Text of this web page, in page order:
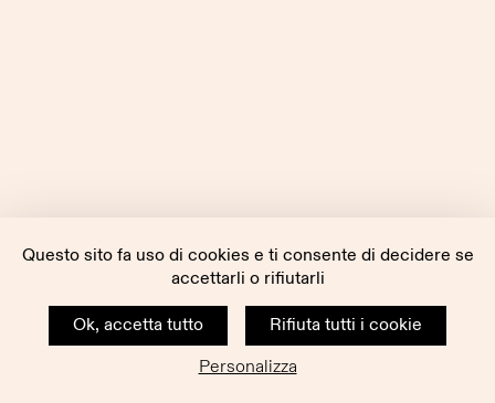
Questo sito fa uso di cookies e ti consente di decidere se
accettarli o rifiutarli
Ok, accetta tutto
Rifiuta tutti i cookie
Personalizza